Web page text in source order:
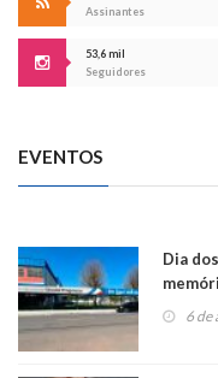
Assinantes
53,6 mil
Seguidores
EVENTOS
Dia
6 de